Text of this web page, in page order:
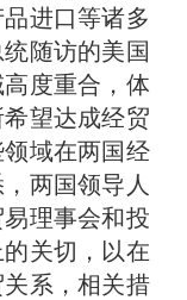
进口等诸多
随访的美国
度重合，体
望达成经贸
域在两国经
两国领导人
理事会和投
关切，以在
系，相关措